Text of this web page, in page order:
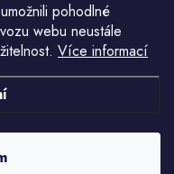
pohodlné
webu neustále
Více informací